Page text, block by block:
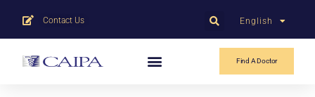
English
中文
Contact Us
Find A Doctor